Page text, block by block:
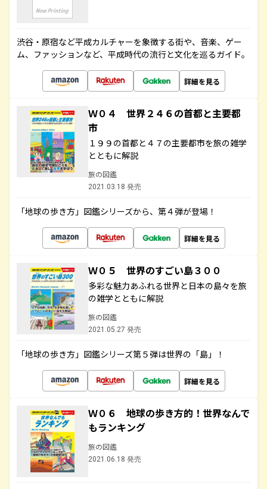
渋谷・原宿など平成カルチャーを象徴する街や、音楽、ゲー
ム、ファッションなど、平成時代の流行と文化を巡るガイド。
詳細を見る
Ｗ０４ 世界２４６の首都と主要都
市
１９９の首都と４７の主要都市を旅の雑学
とともに解説
旅の図鑑
2021.03.18 発売
「地球の歩き方」図鑑シリーズから、第４弾が登場！
詳細を見る
Ｗ０５ 世界のすごい島３００
多彩な魅力あふれる世界と日本の島々を旅
の雑学とともに解説
旅の図鑑
2021.05.27 発売
「地球の歩き方」図鑑シリーズ第５弾は世界の「島」！
詳細を見る
Ｗ０６ 地球の歩き方的！世界なんで
もランキング
旅の図鑑
2021.06.18 発売